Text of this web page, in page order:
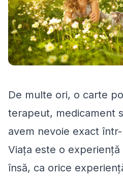
De multe ori, o carte
terapeut, medicament
avem nevoie exact
Viața este o
însă, ca orice